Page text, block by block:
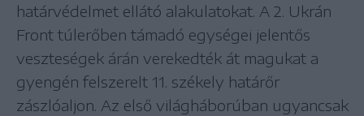
határvédelmet ellátó alakulatokat. A 2. Ukrán
Front túlerőben támadó egységei jelentős
veszteségek árán verekedték át magukat a
gyengén felszerelt 11. székely határőr
zászlóaljon. Az első világháborúban ugyancsak